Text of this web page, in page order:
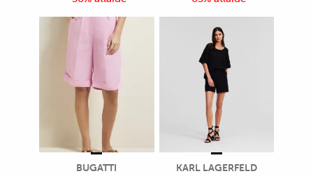
BUGATTI KARL LAGERFELD